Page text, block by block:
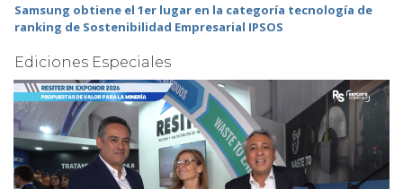
Samsung obtiene el 1er lugar en la categoría tecnología de
ranking de Sostenibilidad Empresarial IPSOS
Ediciones Especiales